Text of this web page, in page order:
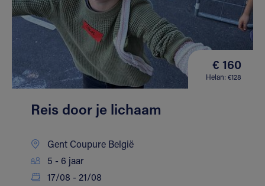
€ 160
Helan: €128
Reis door je lichaam
Gent Coupure België
5 - 6 jaar
17/08 - 21/08